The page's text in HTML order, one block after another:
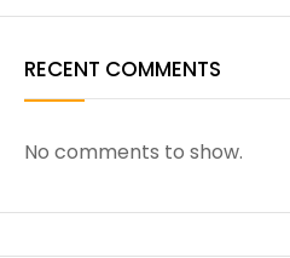
RECENT COMMENTS
No comments to show.